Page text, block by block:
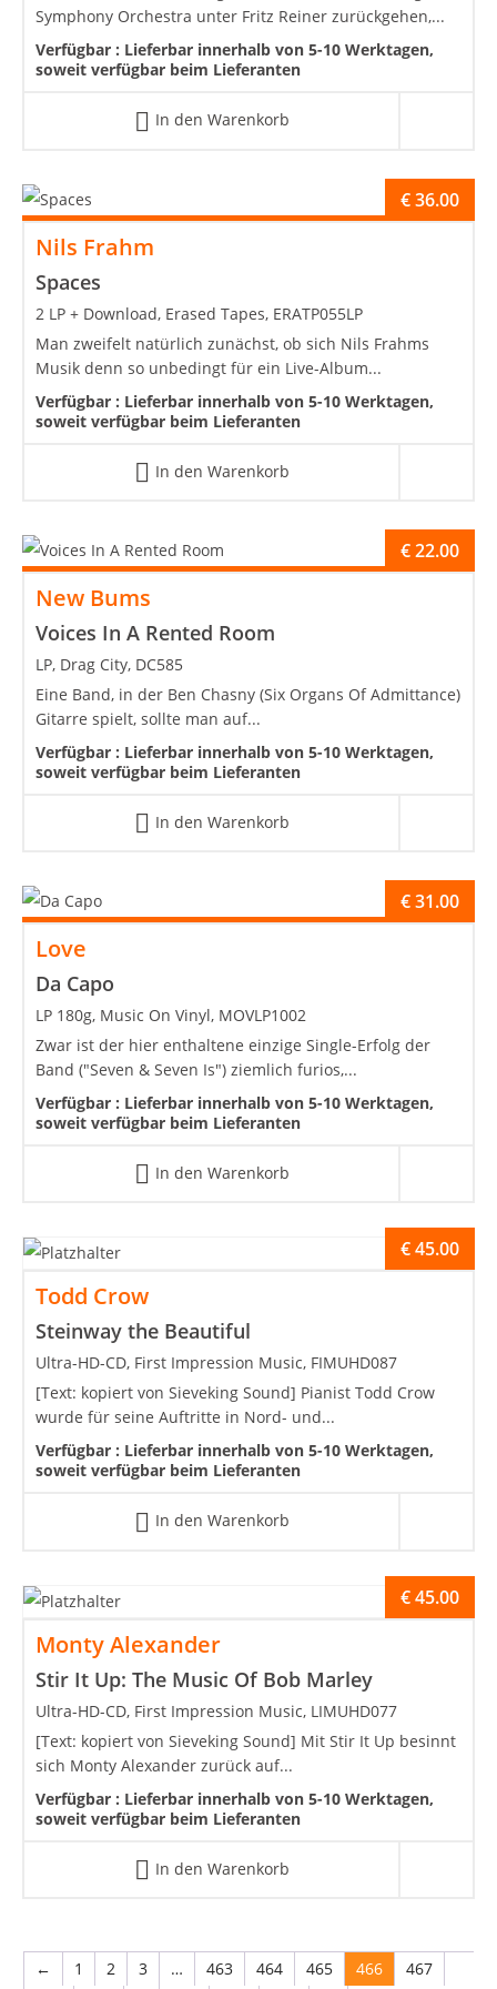
Symphony Orchestra unter Fritz Reiner zurückgehen,...
Verfügbar : Lieferbar innerhalb von 5-10 Werktagen,
soweit verfügbar beim Lieferanten
In den Warenkorb
Nils Frahm
Spaces
€36.00
2 LP + Download, Erased Tapes, ERATP055LP
Man zweifelt natürlich zunächst, ob sich Nils Frahms
Musik denn so unbedingt für ein Live-Album...
Verfügbar : Lieferbar innerhalb von 5-10 Werktagen,
soweit verfügbar beim Lieferanten
In den Warenkorb
New Bums
Voices In A Rented Room
€22.00
LP, Drag City, DC585
Eine Band, in der Ben Chasny (Six Organs Of Admittance)
Gitarre spielt, sollte man auf...
Verfügbar : Lieferbar innerhalb von 5-10 Werktagen,
soweit verfügbar beim Lieferanten
In den Warenkorb
Love
Da Capo
€31.00
LP 180g, Music On Vinyl, MOVLP1002
Zwar ist der hier enthaltene einzige Single-Erfolg der
Band ("Seven & Seven Is") ziemlich furios,...
Verfügbar : Lieferbar innerhalb von 5-10 Werktagen,
soweit verfügbar beim Lieferanten
In den Warenkorb
Todd Crow
Steinway the Beautiful
€45.00
Ultra-HD-CD, First Impression Music, FIMUHD087
[Text: kopiert von Sieveking Sound] Pianist Todd Crow
wurde für seine Auftritte in Nord- und...
Verfügbar : Lieferbar innerhalb von 5-10 Werktagen,
soweit verfügbar beim Lieferanten
In den Warenkorb
Monty Alexander
Stir It Up: The Music Of Bob Marley
€45.00
Ultra-HD-CD, First Impression Music, LIMUHD077
[Text: kopiert von Sieveking Sound] Mit Stir It Up besinnt
sich Monty Alexander zurück auf...
Verfügbar : Lieferbar innerhalb von 5-10 Werktagen,
soweit verfügbar beim Lieferanten
In den Warenkorb
← 1 2 3 … 463 464 465 466
467